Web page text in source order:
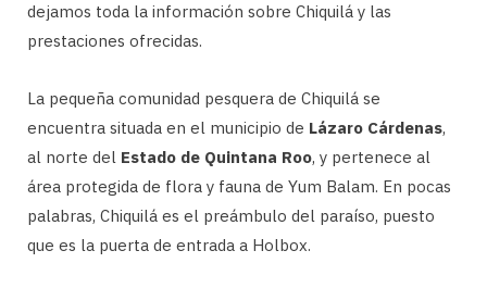
dejamos toda la información sobre Chiquilá y las
prestaciones ofrecidas.
La pequeña comunidad pesquera de Chiquilá se
encuentra situada en el municipio de Lázaro Cárdenas,
al norte del Estado de Quintana Roo, y pertenece al
área protegida de flora y fauna de Yum Balam. En pocas
palabras, Chiquilá es el preámbulo del paraíso, puesto
que es la puerta de entrada a Holbox.